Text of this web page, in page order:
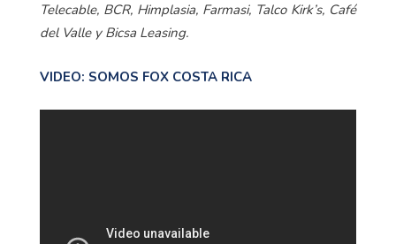
Telecable, BCR, Himplasia, Farmasi, Talco Kirk’s, Café
del Valle y Bicsa Leasing.
VIDEO: SOMOS FOX COSTA RICA